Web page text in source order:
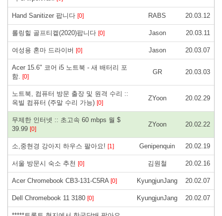
Hand Sanitizer 팝니다 [0] RABS 20.03.12
롤링힐 골프티켙(2020)팝니다 [0] Jason 20.03.11
여성용 혼마 드라이버 [0] Jason 20.03.07
Acer 15.6" 코어 i5 노트북 - 새 배터리 포
함. [0]
GR 20.03.03
노트북, 컴퓨터 방문 출장 및 원격 수리 ::
옥빌 컴퓨터 (주말 수리 가능) [0]
ZYoon 20.02.29
무제한 인터넷 :: 초고속 60 mbps 월 $
39.99 [0]
ZYoon 20.02.22
소,중현경 강아지 하우스 팔아요! [1] Genipenquin 20.02.19
서울 방문시 숙소 추천 [0] 김원철 20.02.16
Acer Chromebook CB3-131-C5RA [0] KyungjunJang 20.02.07
Dell Chromebook 11 3180 [0] KyungjunJang 20.02.07